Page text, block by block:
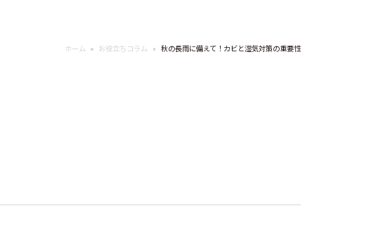
ホーム お役立ちコラム 秋の長雨に備えて！カビと湿気対策の重要性